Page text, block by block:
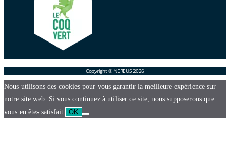
Copyright © NEREUS 2026
Nous utilisons des cookies pour vous garantir la meilleure expérience sur
notre site web. Si vous continuez à utiliser ce site, nous supposerons que
vous en êtes satisfait. OK